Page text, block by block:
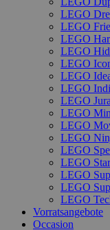
LEGO
LEGO
LEGO
LEGO
LEGO
LEGO
LEGO
LEGO
LEGO
LEGO
LEGO
LEGO
LEGO
LEGO
LEGO
LEGO
Vorratsangebote
Occasion